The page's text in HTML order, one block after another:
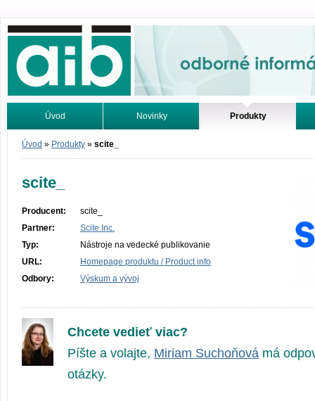
Odborné informácie. Online.
Úvod Novinky Produkty
Vyhľadávanie
Úvod » Produkty » scite_
scite_
Producent:
scite_
Partner:
Scite Inc.
Typ:
Nástroje na vedecké publikovanie
URL:
Homepage produktu / Product info
Odbory:
Výskum a vývoj
Chcete vedieť viac?
Píšte a volajte, Miriam Suchoňová má
otázky.